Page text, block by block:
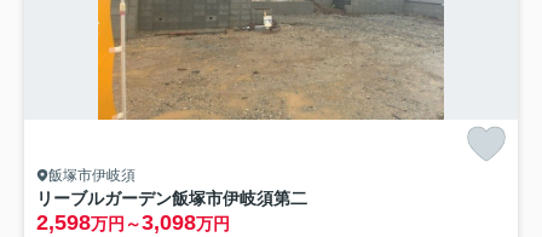
飯塚市伊岐須
リーブルガーデン飯塚市伊岐須第二
2,598万円～3,098万円